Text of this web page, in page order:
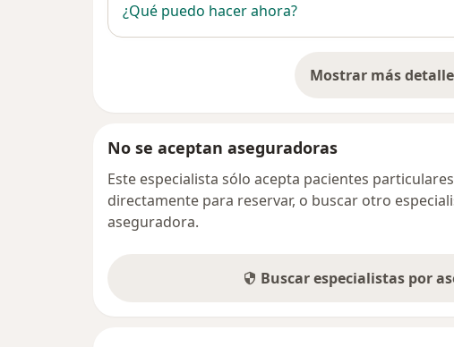
¿Qué puedo hacer ahora?
Mostrar mássobre la
No se aceptan aseguradoras
Este especialista sólo acepta pacientes
directamente para reservar, o buscar otro
aseguradora.
Buscar especialistas por